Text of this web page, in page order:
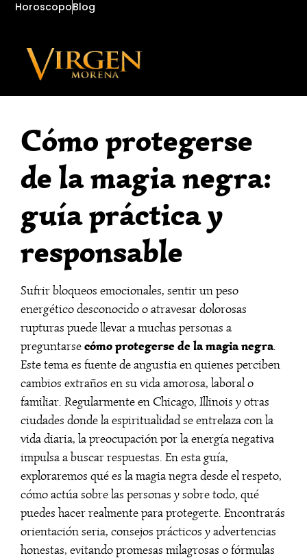
HoroscopoBlog
Cómo protegerse
de la magia negra:
guía práctica y
responsable
Sufrir bloqueos emocionales, sentir un peso
energético desconocido o atravesar dolorosas
rupturas puede llevar a muchas personas a
preguntarsecómo protegerse de la magia negra.
Este tema es fuente de angustia en quienes perciben
cambios extraños en su vida amorosa, laboral o
familiar. Regularmente en Chicago, Illinois y otras
ciudades donde la espiritualidad se entrelaza con la
vida diaria, la preocupación por la energía negativa
impulsa a buscar respuestas. En esta guía,
exploraremos qué es la magia negra desde el respeto,
cómo actúa sobre las personas y sobre todo, qué
puedes hacer realmente para protegerte. Encontrarás
orientación seria, consejos prácticos y advertencias
honestas, evitando promesas milagrosas o fórmulas